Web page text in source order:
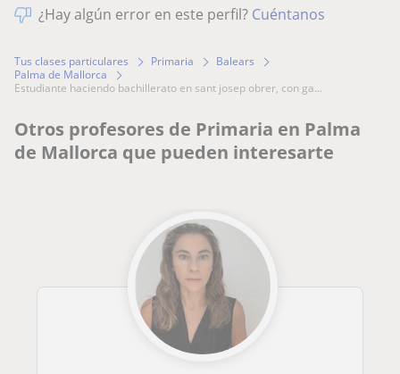
¿Hay algún error en este perfil? Cuéntanos
Tus clases particulares Primaria
Balears
Palma de Mallorca
estudiante haciendo bachillerato en sant josep obrer, con ga...
Otros profesores de Primaria en Palma
de Mallorca que pueden interesarte